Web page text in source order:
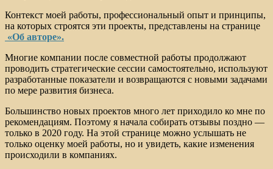
Контекст моей работы, профессиональный опыт и принципы,
на которых строятся эти проекты, представлены на странице
«Об авторе».
Многие компании после совместной работы продолжают
проводить стратегические сессии самостоятельно, используют
разработанные показатели и возвращаются с новыми задачами
по мере развития бизнеса.
Большинство новых проектов много лет приходило ко мне по
рекомендациям. Поэтому я начала собирать отзывы поздно —
только в 2020 году. На этой странице можно услышать не
только оценку моей работы, но и увидеть, какие изменения
происходили в компаниях.